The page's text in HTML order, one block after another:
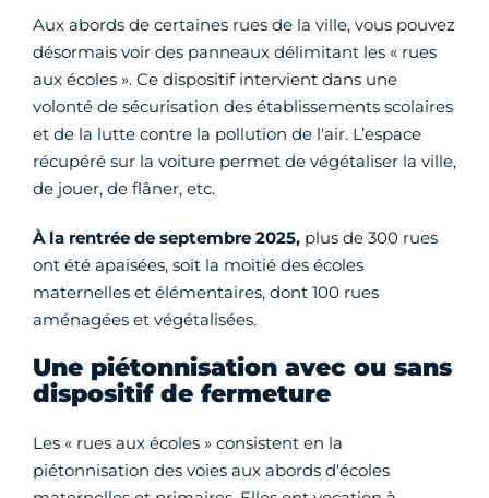
Aux abords de certaines rues de la ville, vous pouvez
désormais voir des panneaux délimitant les « rues
aux écoles ». Ce dispositif intervient dans une
volonté de sécurisation des établissements scolaires
et de la lutte contre la pollution de l'air. L’espace
récupéré sur la voiture permet de végétaliser la ville,
de jouer, de flâner, etc.
À la rentrée de septembre 2025, plus de 300 rues
ont été apaisées, soit la moitié des écoles
maternelles et élémentaires, dont 100 rues
aménagées et végétalisées.
Une piétonnisation avec ou sans
dispositif de fermeture
Les « rues aux écoles » consistent en la
piétonnisation des voies aux abords d'écoles